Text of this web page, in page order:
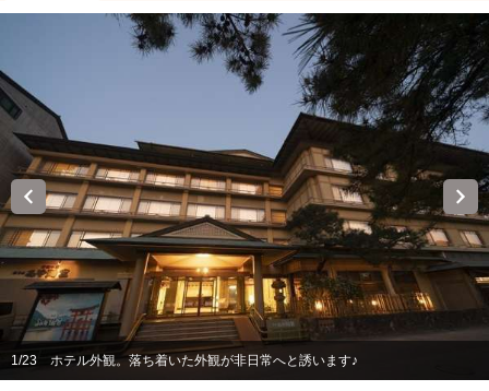
1/23 ホテル外観。落ち着いた外観が非日常へと誘います♪